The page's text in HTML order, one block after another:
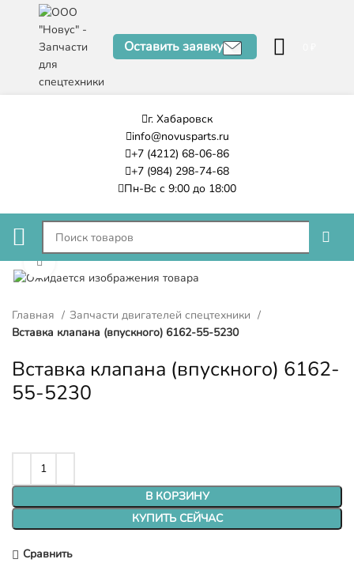
Оставить заявку
г. Хабаровск
info@novusparts.ru
+7 (4212) 68-06-86
+7 (984) 298-74-68
Пн-Вс с 9:00 до 18:00
Нажмите, чтобы увеличить
Главная
Запчасти двигателей спецтехники
Вставка клапана (впускного) 6162-55-5230
Вставка клапана (впускного) 6162-
55-5230
В КОРЗИНУ
КУПИТЬ СЕЙЧАС
Сравнить